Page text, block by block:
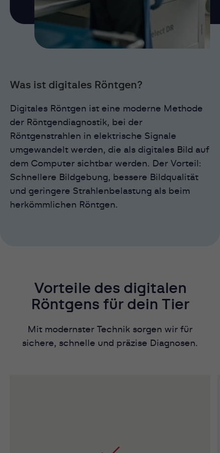
Was ist digitales Röntgen?
Digitales Röntgen ist eine moderne Methode
der Röntgendiagnostik, bei der
Röntgenstrahlen in elektrische Signale
umgewandelt werden, die als digitales Bild auf
dem Computer sichtbar werden. Der Vorteil:
Schnellere Bildgebung, bessere Bildqualität
und geringere Strahlenbelastung als beim
herkömmlichen Röntgen.
Vorteile des digitalen
Röntgens für dein Tier
Mit modernster Technik sorgen wir für
sichere, schnelle und präzise Diagnosen.